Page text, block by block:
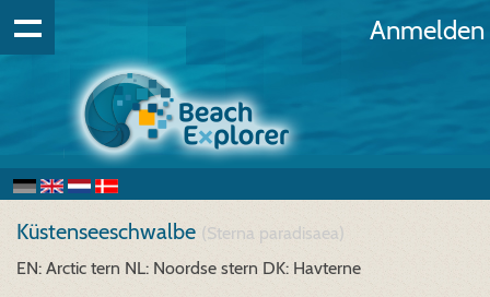
Anmelden
Küstenseeschwalbe (Sterna paradisaea)
EN: Arctic tern NL: Noordse stern DK: Havterne